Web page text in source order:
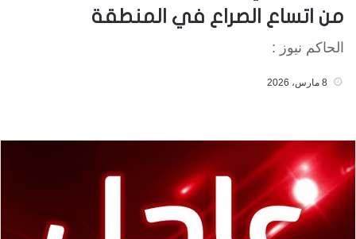
من اتساع الصراع في المنطقة
الحاكم نيوز :
8 مارس، 2026